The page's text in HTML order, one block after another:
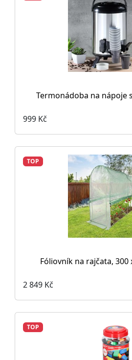
Termonádoba na nápoje
999 Kč
TOP
Fóliovník na rajčata, 300
2 849 Kč
TOP